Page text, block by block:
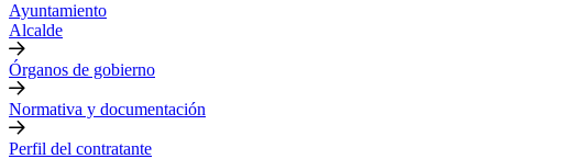
Ayuntamiento
Alcalde
Órganos de gobierno
Normativa y documentación
Perfil del contratante